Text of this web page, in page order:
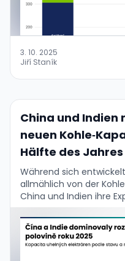
3. 10. 2025
Jiří Staník
China und Indien
neuen
Hälfte des Jahres
Während sich
allmählich von der
China und Indien ihre
Kohlekapazität in der